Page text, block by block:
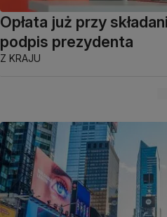
Opłata już przy
podpis prezydenta
Z KRAJU